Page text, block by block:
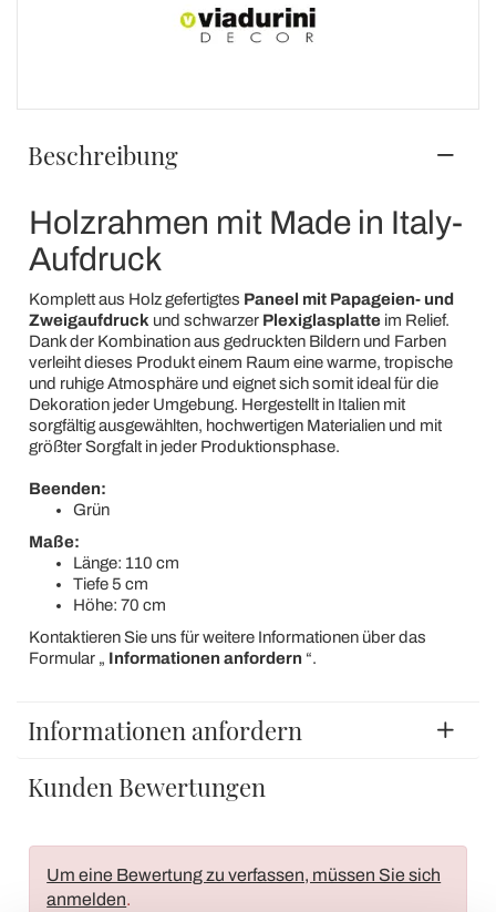
Beschreibung
Holzrahmen mit Made in Italy-
Aufdruck
Komplett aus Holz gefertigtes Paneel mit Papageien- und
Zweigaufdruck und schwarzer Plexiglasplatteim Relief.
Dank der Kombination aus gedruckten Bildern und Farben
verleiht dieses Produkt einem Raum eine warme, tropische
und ruhige Atmosphäre und eignet sich somit ideal für die
Dekoration jeder Umgebung. Hergestellt in Italien mit
sorgfältig ausgewählten, hochwertigen Materialien und mit
größter Sorgfalt in jeder Produktionsphase.
Beenden:
Grün
Maße:
Länge: 110 cm
Tiefe 5 cm
Höhe: 70 cm
Kontaktieren Sie uns für weitere Informationen über das
Formular „ Informationen anfordern “.
Informationen anfordern
Kunden Bewertungen
Um eine Bewertung zu verfassen, müssen Sie sich
anmelden.